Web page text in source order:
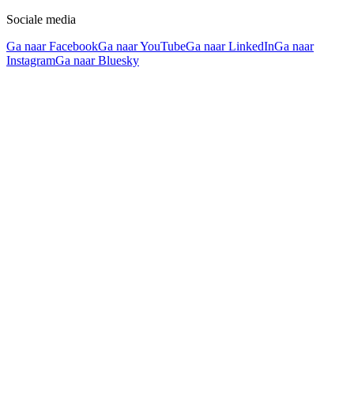
Sociale media
Ga naar FacebookGa naar YouTubeGa naar LinkedInGa naar
InstagramGa naar Bluesky